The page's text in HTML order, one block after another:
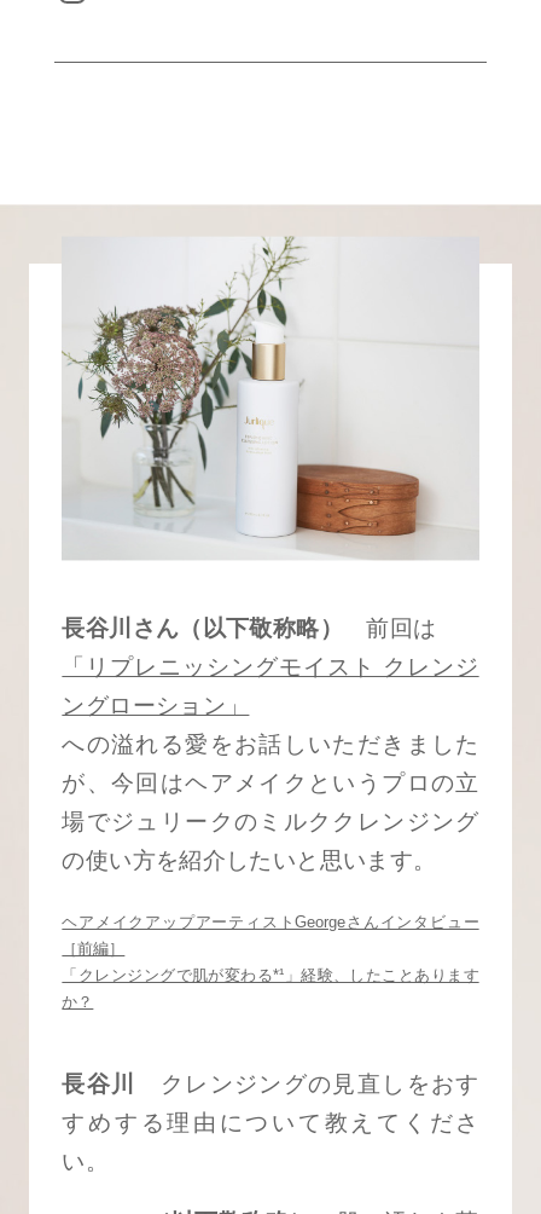
長谷川さん（以下敬称略）
前回は
「リプレニッシングモイスト クレンジ
ングローション」
への溢れる愛をお話しいただきました
が、今回はヘアメイクというプロの立
場でジュリークのミルククレンジング
の使い方を紹介したいと思います。
ヘアメイクアップアーティストGeorgeさんインタビュー
［前編］
「クレンジングで肌が変わる*¹」経験、したことあります
か？
長谷川
クレンジングの見直しをおす
すめする理由について教えてくださ
い。